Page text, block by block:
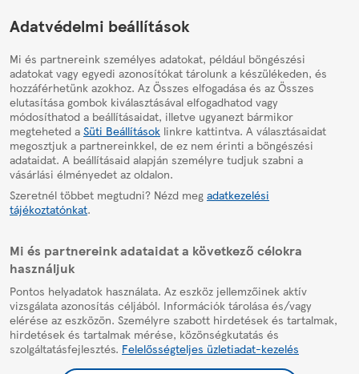
HelpPage
Adatvédelmi beállítások
Mi és partnereink személyes adatokat, például böngészési
adatokat vagy egyedi azonosítókat tárolunk a készülékeden, és
hozzáférhetünk azokhoz. Az Összes elfogadása és az Összes
elutasítása gombok kiválasztásával elfogadhatod vagy
módosíthatod a beállításaidat, illetve ugyanezt bármikor
megteheted a Süti Beállítások linkre kattintva. A választásaidat
megosztjuk a partnereinkkel, de ez nem érinti a böngészési
adataidat. A beállításaid alapján személyre tudjuk szabni a
vásárlási élményedet az oldalon.
Szeretnél többet megtudni? Nézd meg adatkezelési
tájékoztatónkat.
Mi és partnereink adataidat a következő célokra
használjuk
Pontos helyadatok használata. Az eszköz jellemzőinek aktív
vizsgálata azonosítás céljából. Információk tárolása és/vagy
elérése az eszközön. Személyre szabott hirdetések és tartalmak,
hirdetések és tartalmak mérése, közönségkutatás és
szolgáltatásfejlesztés. Felelősségteljes üzletiadat-kezelés